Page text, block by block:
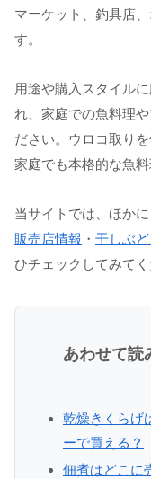
マーケット、釣具店
す。
用途や購入スタイル
れ、家庭での魚料理
ださい。ウロコ取り
家庭でも本格的な魚料
当サイトでは、ほかに
販売店情報 ・ 干しぶ
ひチェックしてみてく
あわせて読
乾燥きくらげ
ーで買える？
佃煮はどこに